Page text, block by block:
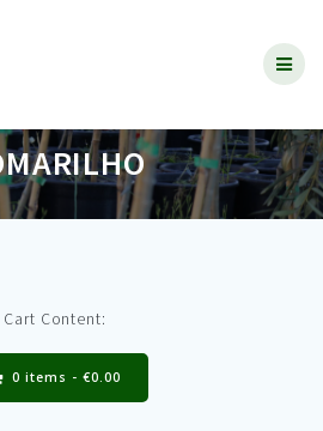
Cart Content:
0 items - €0.00